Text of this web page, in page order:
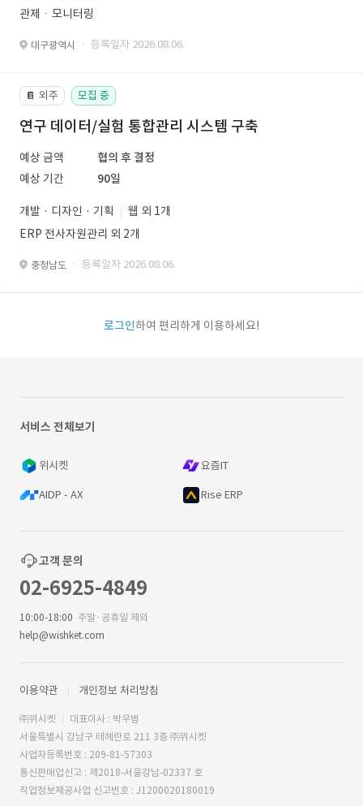
관제ㆍ모니터링
대구광역시 · 등록일자 2026.08.06.
📔 외주 모집 중
연구 데이터/실험 통합관리 시스템 구축
예상 금액
협의 후 결정
예상 기간
90일
개발 · 디자인 · 기획
웹 외 1개
ERP 전사자원관리 외 2개
충청남도 · 등록일자 2026.08.06.
로그인하여 편리하게 이용하세요!
서비스 전체보기
위시켓 요즘IT
AIDP - AX Rise ERP
고객 문의
02-6925-4849
10:00-18:00 주말·공휴일 제외
help@wishket.com
이용약관 개인정보 처리방침
㈜위시켓
대표이사 : 박우범
서울특별시 강남구 테헤란로 211 3층 ㈜위시켓
사업자등록번호 : 209-81-57303
통신판매업신고 : 제2018-서울강남-02337 호
직업정보제공사업 신고번호 : J1200020180019